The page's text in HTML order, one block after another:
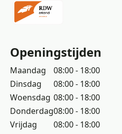
Openingstijden
Maandag
Dinsdag
Woensdag
Donderdag
Vrijdag
08:00 - 18:00
08:00 - 18:00
08:00 - 18:00
08:00 - 18:00
08:00 - 18:00